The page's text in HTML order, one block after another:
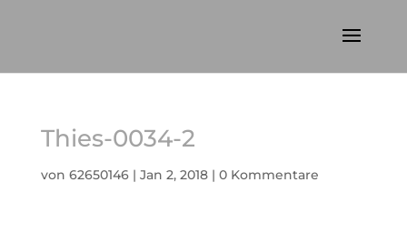
Thies-0034-2
von 62650146| Jan 2, 2018| 0 Kommentare